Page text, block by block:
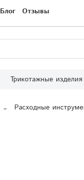
Блог Отзывы
Трикотажные изделия
Расходные